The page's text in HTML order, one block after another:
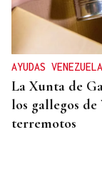
AYUDAS VENEZUELA
La Xunta de
los gallegos de
terremotos